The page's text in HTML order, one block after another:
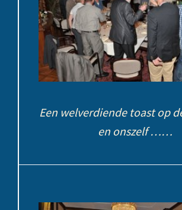
Een welverdiende toast op
en onszelf ……